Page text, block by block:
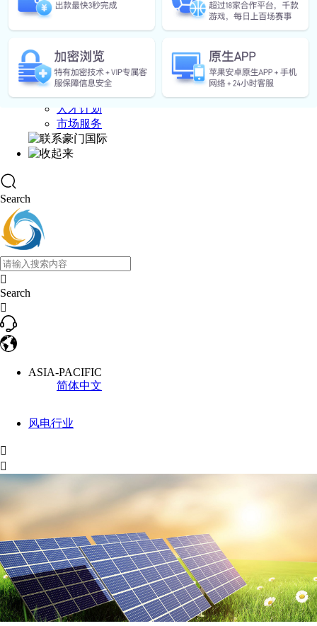
联系豪门国际
人才计划
市场服务
Search

Search

ASIA-PACIFIC
简体中文
风电行业

